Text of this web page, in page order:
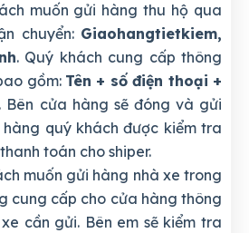
muốn gửi hàng thu hộ qua
chuyển: Giaohangtietkiem,
. Quý khách cung cấp thông
gồm: Tên + số điện thoại +
Bên cửa hàng sẽ đóng và gửi
hàng quý khách được kiểm tra
toán cho shiper.
muốn gửi hàng nhà xe trong
cung cấp cho cửa hàng thông
cần gửi. Bên em sẽ kiểm tra